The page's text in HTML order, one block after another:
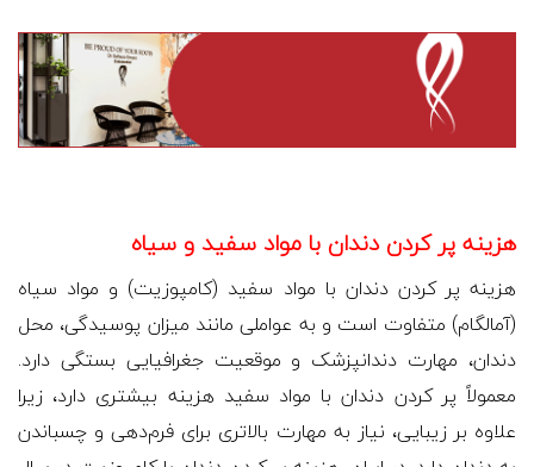
هزینه پر کردن دندان با مواد سفید و سیاه
هزینه پر کردن دندان با مواد سفید (کامپوزیت) و مواد سیاه
(آمالگام) متفاوت است و به عواملی مانند میزان پوسیدگی، محل
دندان، مهارت دندانپزشک و موقعیت جغرافیایی بستگی دارد.
معمولاً پر کردن دندان با مواد سفید هزینه بیشتری دارد، زیرا
علاوه بر زیبایی، نیاز به مهارت بالاتری برای فرم‌دهی و چسباندن